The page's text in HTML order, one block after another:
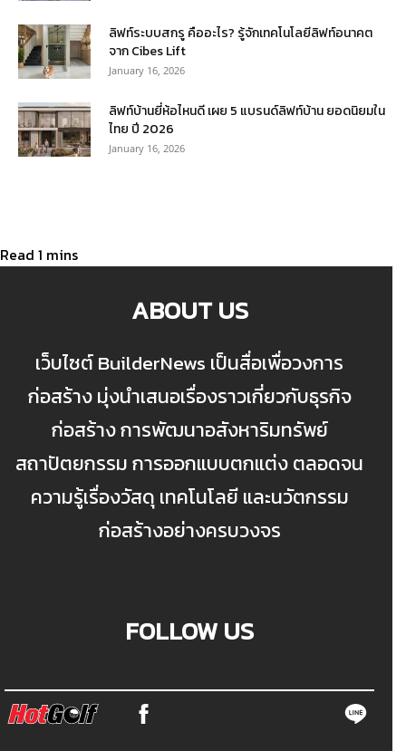
ลิฟท์ระบบสกรู คืออะไร? รู้จักเทคโนโลยีลิฟท์อนาคต
จาก Cibes Lift
January 16, 2026
ลิฟท์บ้านยี่ห้อไหนดี เผย 5 แบรนด์ลิฟท์บ้าน ยอดนิยมใน
ไทย ปี 2026
January 16, 2026
ABOUT US
เว็บไซต์ BuilderNews เป็นสื่อเพื่อวงการ
ก่อสร้าง มุ่งนำเสนอเรื่องราวเกี่ยวกับธุรกิจ
ก่อสร้าง การพัฒนาอสังหาริมทรัพย์
สถาปัตยกรรม การออกแบบตกแต่ง ตลอดจน
ความรู้เรื่องวัสดุ เทคโนโลยี และนวัตกรรม
ก่อสร้างอย่างครบวงจร
FOLLOW US